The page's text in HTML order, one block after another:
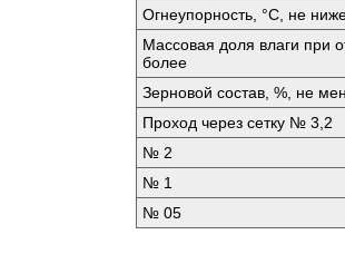
Огнеупорность, °C, не
Массовая доля влаги при
более
Зерновой состав, %, не
Проход через сетку № 3,2
№ 2
№ 1
№ 05